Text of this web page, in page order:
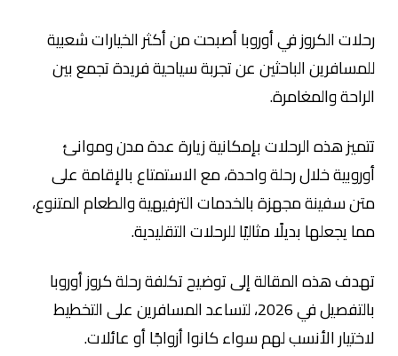
رحلات الكروز في أوروبا أصبحت من أكثر الخيارات شعبية
للمسافرين الباحثين عن تجربة سياحية فريدة تجمع بين
الراحة والمغامرة.
تتميز هذه الرحلات بإمكانية زيارة عدة مدن وموانئ
أوروبية خلال رحلة واحدة، مع الاستمتاع بالإقامة على
متن سفينة مجهزة بالخدمات الترفيهية والطعام المتنوع،
مما يجعلها بديلًا مثاليًا للرحلات التقليدية.
تهدف هذه المقالة إلى توضيح تكلفة رحلة كروز أوروبا
بالتفصيل في 2026، لتساعد المسافرين على التخطيط
لاختيار الأنسب لهم سواء كانوا أزواجًا أو عائلات.